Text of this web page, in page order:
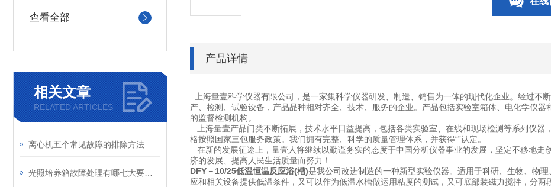
查看全部
相关文章
RELATED ARTICLES
离心机五个常见故障的排除方法
产品详情
上海量壹科学仪器有限公司，是一家集科学仪器研发、制造、销售为一体的现代化企业。经过不
产、检测、试验设备，产品品种相对齐全、技术、服务的企业。产品包括实验室箱体、电化学仪
的监督检测机构。
上海量壹产品门类不断拓展，技术水平日益提高，包括各类实验室、在线和现场检测等系列仪
格按照国家三包服务政策。我们拥有完整、科学的质量管理体系，并获得“”认定。
在新的发展征途上，量壹人将继续以勤谨务实的态度于中国分析仪器事业的发展，坚定不移地
济的发展、提高人民生活质量而努力！
DFY－10/25低温恒温反应浴(槽)是我公司改进制造的一种新型实验仪器。适用于科研、生物、物
应和相关设备提供低温条件，又可以作为低温水槽做运用粘度的测试，又可底部装磁力搅拌，分两